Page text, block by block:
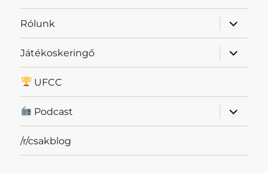
Rólunk
almenü
Játékoskeringő
almenü
UFCC
Podcast
almenü
/r/csakblog